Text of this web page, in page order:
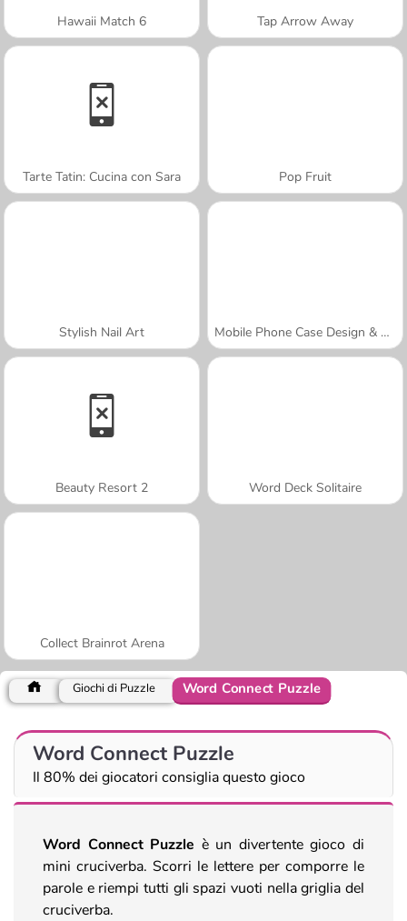
Hawaii Match 6 Tap Arrow Away
Tarte Tatin: Cucina con Sara Pop Fruit
Stylish Nail Art Mobile Phone Case Design & DIY
Beauty Resort 2 Word Deck Solitaire
Collect Brainrot Arena
Giochi di Puzzle Word Connect Puzzle
Word Connect Puzzle
Il 80% dei giocatori consiglia questo gioco
Word Connect Puzzle è un divertente gioco di
mini cruciverba. Scorri le lettere per comporre le
parole e riempi tutti gli spazi vuoti nella griglia del
cruciverba.